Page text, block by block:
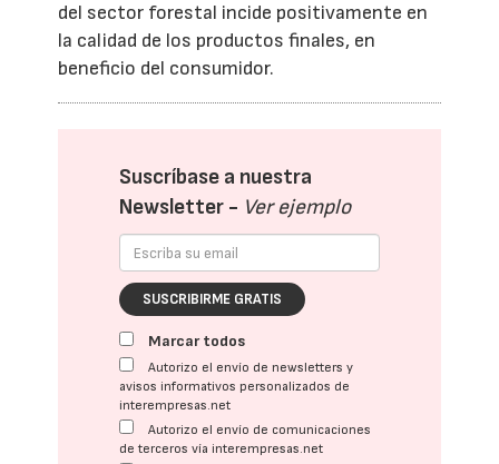
del sector forestal incide positivamente en
la calidad de los productos finales, en
beneficio del consumidor.
Suscríbase a nuestra
Newsletter - Ver ejemplo
SUSCRIBIRME GRATIS
Marcar todos
Autorizo el envío de newsletters y
avisos informativos personalizados de
interempresas.net
Autorizo el envío de comunicaciones
de terceros vía interempresas.net